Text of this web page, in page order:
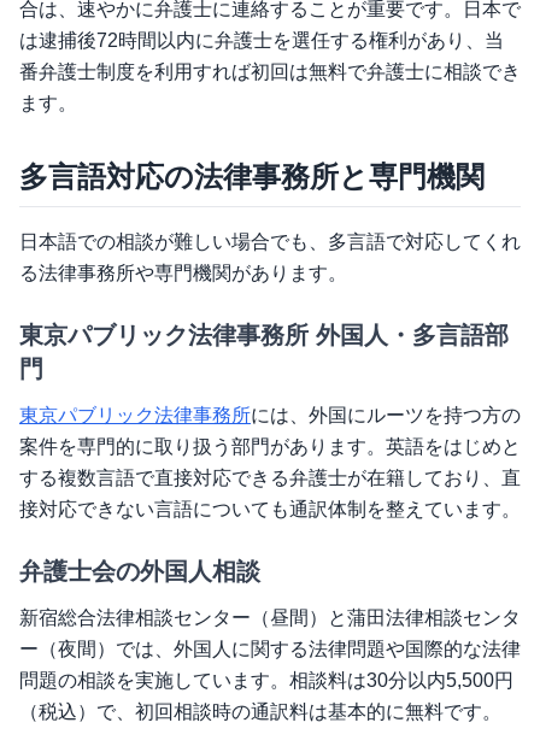
合は、速やかに弁護士に連絡することが重要です。日本で
は逮捕後72時間以内に弁護士を選任する権利があり、当
番弁護士制度を利用すれば初回は無料で弁護士に相談でき
ます。
多言語対応の法律事務所と専門機関
日本語での相談が難しい場合でも、多言語で対応してくれ
る法律事務所や専門機関があります。
東京パブリック法律事務所 外国人・多言語部
門
東京パブリック法律事務所には、外国にルーツを持つ方の
案件を専門的に取り扱う部門があります。英語をはじめと
する複数言語で直接対応できる弁護士が在籍しており、直
接対応できない言語についても通訳体制を整えています。
弁護士会の外国人相談
新宿総合法律相談センター（昼間）と蒲田法律相談センタ
ー（夜間）では、外国人に関する法律問題や国際的な法律
問題の相談を実施しています。相談料は30分以内5,500円
（税込）で、初回相談時の通訳料は基本的に無料です。